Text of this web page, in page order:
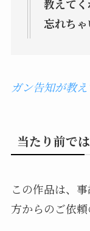
教えて
忘れちゃ
ガン告知が教
当たり前で
この作品は、
方からのご依頼